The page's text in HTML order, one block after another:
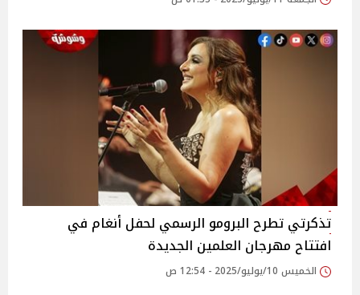
تذكرتي تطرح البرومو الرسمي لحفل أنغام في
افتتاح مهرجان العلمين الجديدة‎
الخميس 10/يوليو/2025 - 12:54 ص